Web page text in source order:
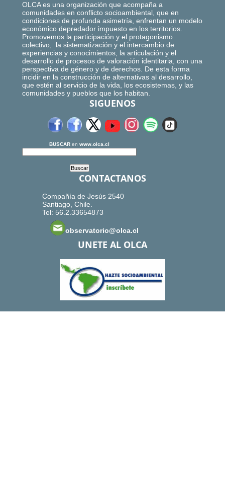
OLCA es una organización que acompaña a
comunidades en conflicto socioambiental, que en
condiciones de profunda asimetría, enfrentan un modelo
económico depredador impuesto en los territorios.
Promovemos la participación y el protagonismo
colectivo, la sistematización y el intercambio de
experiencias y conocimientos, la articulación y el
desarrollo de procesos de valoración identitaria, con una
perspectiva de género y de derechos. De esta forma
incidir en la construcción de alternativas al desarrollo,
que estén al servicio de la vida, los ecosistemas, y las
comunidades y pueblos que los habitan.
SIGUENOS
BUSCAR en www.olca.cl
CONTACTANOS
Compañía de Jesús 2540
Santiago, Chile.
Tel: 56.2.33654873
observatorio@olca.cl
UNETE AL OLCA